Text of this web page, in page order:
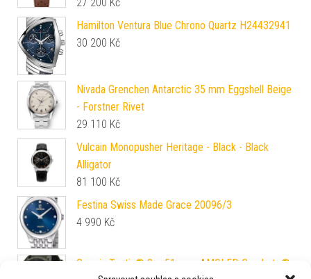
Hamilton Ventura Blue Chrono Quartz H24432941
30 200 Kč
Nivada Grenchen Antarctic 35 mm Eggshell Beige
- Forstner Rivet
29 110 Kč
Vulcain Monopusher Heritage - Black - Black
Alligator
81 100 Kč
Festina Swiss Made Grace 20096/3
4 990 Kč
Garmin Tactix® 8 – 51 mm, AMOLED Cerakote®